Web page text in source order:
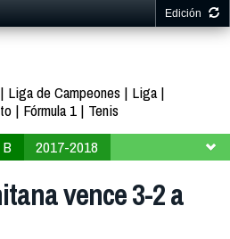
Edición
Liga de Campeones
Liga
Fórmula 1
Tenis
2017-2018
vence 3-2 a